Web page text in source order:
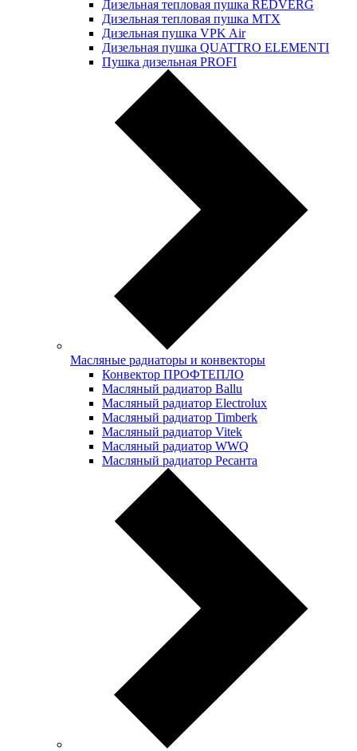
Дизельная тепловая пушка REDVERG
Дизельная тепловая пушка MTX
Дизельная пушка VPK Air
Дизельная пушка QUATTRO ELEMENTI
Пушка дизельная PROFI
Масляные радиаторы и конвекторы
Конвектор ПРОФТЕПЛО
Масляный радиатор Ballu
Масляный радиатор Electrolux
Масляный радиатор Timberk
Масляный радиатор Vitek
Масляный радиатор WWQ
Масляный радиатор Ресанта